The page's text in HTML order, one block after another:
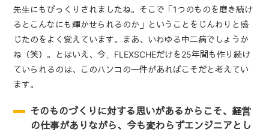
先生にもびっくりされましたね。そこで「1つのものを磨き続け
るとこんなにも輝かせられるのか」ということをじんわりと感
じたのをよく覚えています。まあ、いわゆる中二病でしょうか
ね（笑）。とはいえ、今、FLEXSCHEだけを25年間も作り続け
ていられるのは、このハンコの一件があればこそだと考えてい
ます。
そのものづくりに対する思いがあるからこそ、経営
の仕事がありながら、今も変わらずエンジニアとし